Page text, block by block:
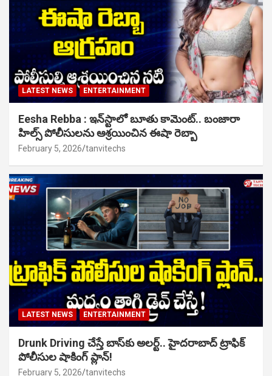
LATEST NEWS ENTERTAINMENT
Eesha Rebba : ఇన్‌స్టాలో బూతు కామెంట్.. బంజారా
హిల్స్ పోలీసులను ఆశ్రయించిన ఈషా రెబ్బా
February 5, 2026 tanvitechs
LATEST NEWS ENTERTAINMENT
Drunk Driving చేస్తే బాస్‌కు అలర్ట్.. హైదరాబాద్ ట్రాఫిక్
పోలీసుల షాకింగ్ ప్లాన్!
February 5, 2026 tanvitechs